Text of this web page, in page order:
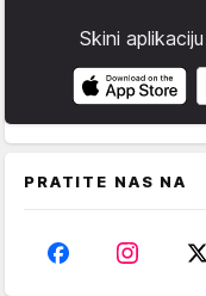
Skini
PRATITE NAS NA